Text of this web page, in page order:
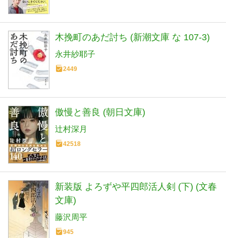
木挽町のあだ討ち (新潮文庫 な 107-3)
永井紗耶子
2449
傲慢と善良 (朝日文庫)
辻村深月
42518
新装版 よろずや平四郎活人剣 (下) (文春
文庫)
藤沢周平
945